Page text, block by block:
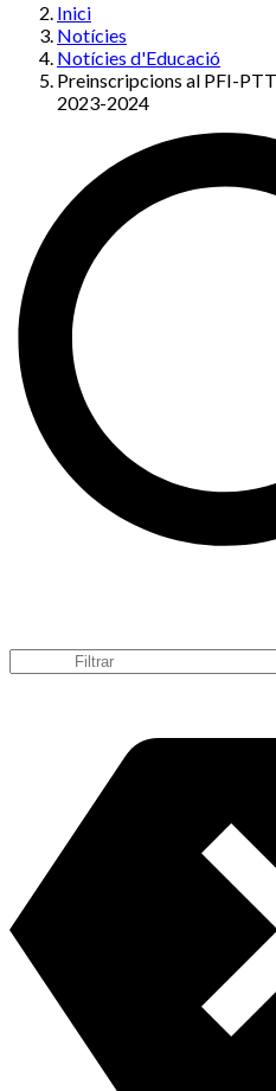
Inici
Notícies
Notícies d'Educació
Preinscripcions al PFI-
2023-2024